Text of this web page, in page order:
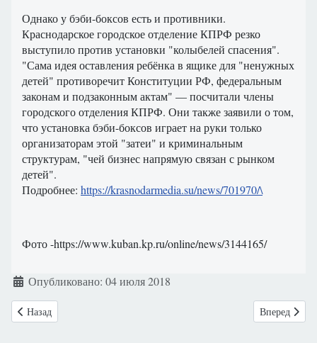
Однако у бэби-боксов есть и противники.
Краснодарское городское отделение КПРФ резко
выступило против установки "колыбелей спасения".
"Сама идея оставления ребёнка в ящике для "ненужных
детей" противоречит Конституции РФ, федеральным
законам и подзаконным актам" — посчитали члены
городского отделения КПРФ. Они также заявили о том,
что установка бэби-боксов играет на руки только
организаторам этой "затеи" и криминальным
структурам, "чей бизнес напрямую связан с рынком
детей".
Подробнее: https://krasnodarmedia.su/news/701970/\
Фото -https://www.kuban.kp.ru/online/news/3144165/
Информация о материале
Опубликовано: 04 июля 2018
Предыдущий: Всероссийская акция против абортов -«Подари мне
Назад Следующий:
Вперед